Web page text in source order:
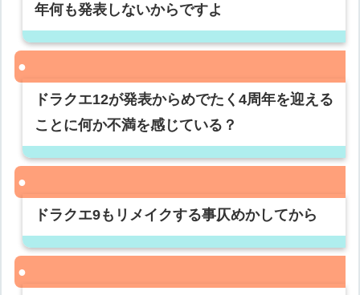
年何も発表しないからですよ
ドラクエ12が発表からめでたく4周年を迎える
ことに何か不満を感じている？
ドラクエ9もリメイクする事仄めかしてから